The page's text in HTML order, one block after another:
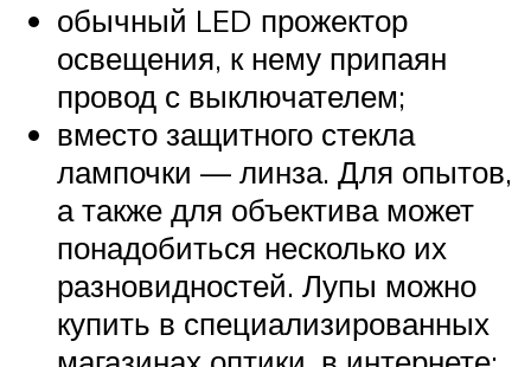
обычный LED прожектор
освещения, к нему припаян
провод с выключателем;
вместо защитного стекла
лампочки — линза. Для опытов,
а также для объектива может
понадобиться несколько их
разновидностей. Лупы можно
купить в специализированных